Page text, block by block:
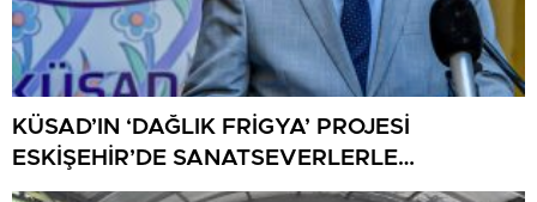
KÜSAD’IN ‘DAĞLIK FRİGYA’ PROJESİ
ESKİŞEHİR’DE SANATSEVERLERLE
BULUŞUYOR